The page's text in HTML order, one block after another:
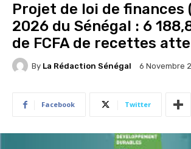
Projet de loi de finances
2026 du Sénégal : 6
de FCFA de recettes
By La Rédaction Sénégal 6 Novembre
Facebook Twitter